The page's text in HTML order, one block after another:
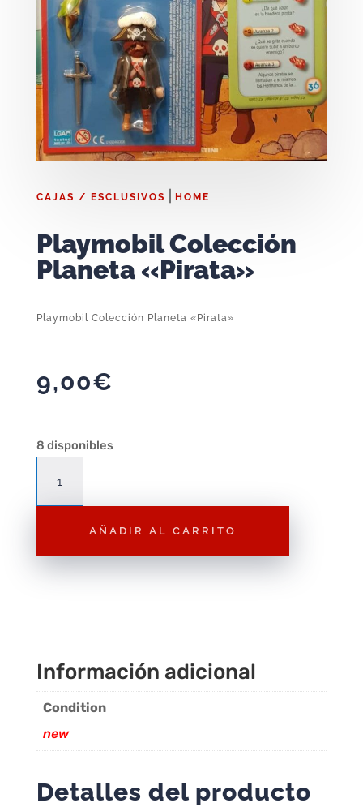
CAJAS / ESCLUSIVOS HOME
Playmobil Colección
Planeta «Pirata»
Playmobil Colección Planeta «Pirata»
9,00€
8 disponibles
Colección
Planeta
AÑADIR AL CARRITO
Información adicional
Condition
new
Detalles del producto